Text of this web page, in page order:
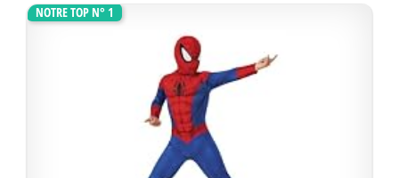
NOTRE TOP N° 1